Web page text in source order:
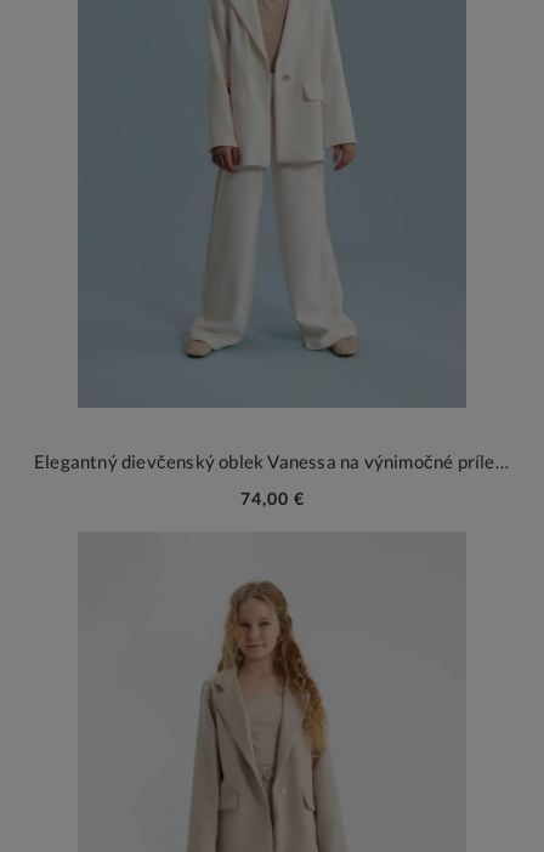
Elegantný dievčenský oblek Vanessa na výnimočné príležitosti
74,00 €